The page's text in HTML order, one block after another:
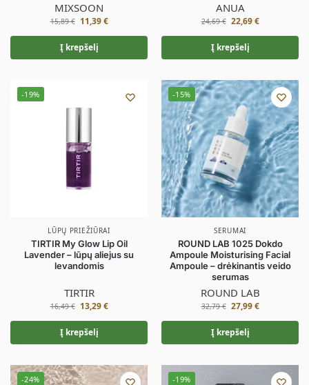
MIXSOON
15,89€ 11,39€
Į krepšelį
ANUA
24,69€ 22,69€
Į krepšelį
-19%
LŪPŲ PRIEŽIŪRAI
TIRTIR My Glow Lip Oil
Lavender – lūpų aliejus su
levandomis
TIRTIR
16,49€ 13,29€
Į krepšelį
-15%
SERUMAI
ROUND LAB 1025 Dokdo
Ampoule Moisturising Facial
Ampoule – drėkinantis veido
serumas
ROUND LAB
32,79€ 27,99€
Į krepšelį
-24% -19%